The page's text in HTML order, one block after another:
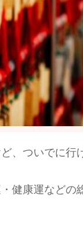
、ついでに行
健康運などの